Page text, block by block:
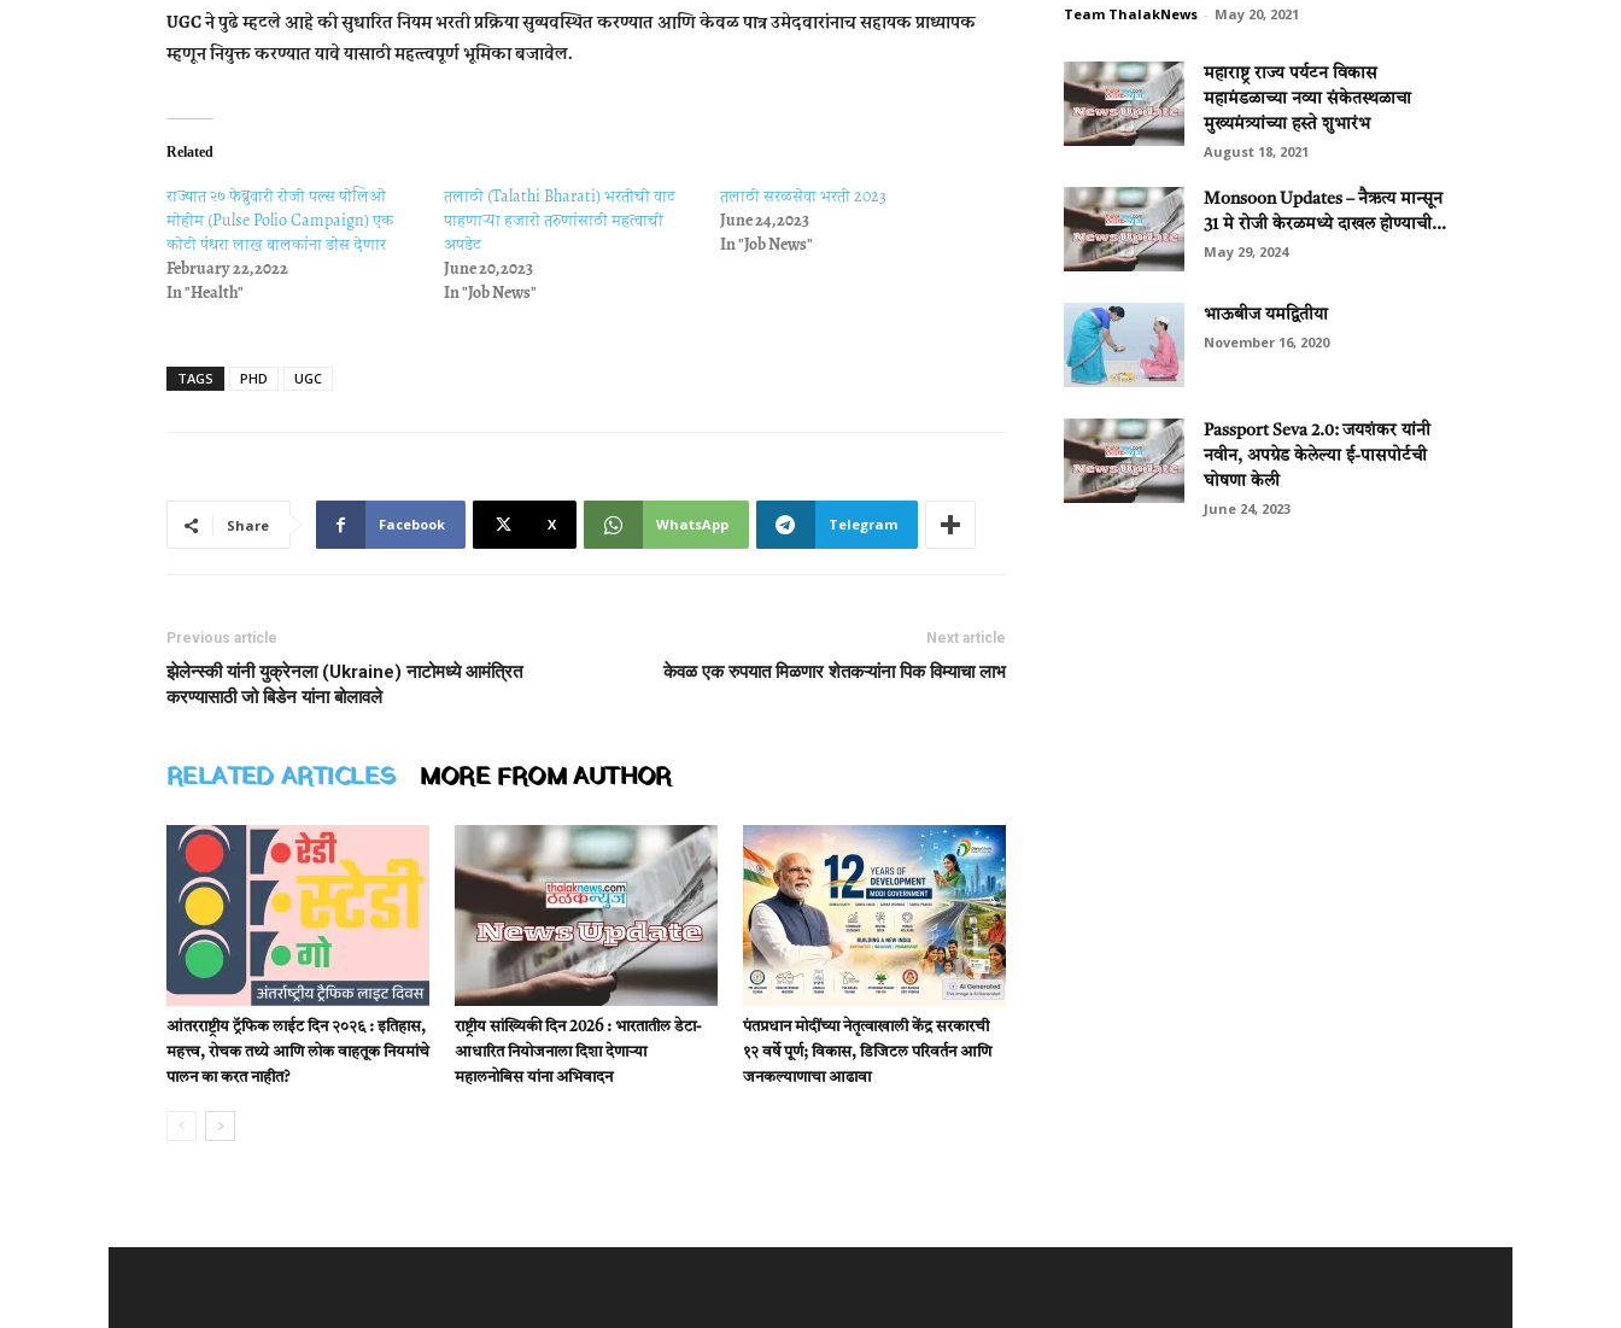
UGC ने पुढे म्हटले आहे की सुधारित नियम भरती प्रक्रिया सुव्यवस्थित करण्यात आणि केवळ पात्र उमेदवारांनाच सहायक प्राध्यापक
म्हणून नियुक्त करण्यात यावे यासाठी महत्त्वपूर्ण भूमिका बजावेल.
Related
राज्यात २७ फेब्रुवारी रोजी पल्स पोलिओ
मोहीम (Pulse Polio Campaign) एक
कोटी पंधरा लाख बालकांना डोस देणार
February 22, 2022
In "Health"
तलाठी (Talathi Bharati) भरतीची वाट
पाहणाऱ्या हजारो तरुणांसाठी महत्वाची
अपडेट
June 20, 2023
In "Job News"
तलाठी सरळसेवा भरती 2023
June 24, 2023
In "Job News"
TAGS PHD UGC
Share Facebook X WhatsApp Telegram
Previous article
झेलेन्स्की यांनी युक्रेनला (Ukraine) नाटोमध्ये आमंत्रित
करण्यासाठी जो बिडेन यांना बोलावले
Next article
केवळ एक रुपयात मिळणार शेतकऱ्यांना पिक विम्याचा लाभ
RELATED ARTICLES MORE FROM AUTHOR
आंतरराष्ट्रीय ट्रॅफिक लाईट दिन २०२६ : इतिहास,
महत्त्व, रोचक तथ्ये आणि लोक वाहतूक नियमांचे
पालन का करत नाहीत?
राष्ट्रीय सांख्यिकी दिन 2026 : भारतातील डेटा-
आधारित नियोजनाला दिशा देणाऱ्या
महालनोबिस यांना अभिवादन
पंतप्रधान मोदींच्या नेतृत्वाखाली केंद्र सरकारची
१२ वर्षे पूर्ण; विकास, डिजिटल परिवर्तन आणि
जनकल्याणाचा आढावा
Team ThalakNews - May 20, 2021
महाराष्ट्र राज्य पर्यटन विकास
महामंडळाच्या नव्या संकेतस्थळाचा
मुख्यमंत्र्यांच्या हस्ते शुभारंभ
August 18, 2021
Monsoon Updates – नैऋत्य मान्सून
31 मे रोजी केरळमध्ये दाखल होण्याची...
May 29, 2024
भाऊबीज यमद्वितीया
November 16, 2020
Passport Seva 2.0: जयशंकर यांनी
नवीन, अपग्रेड केलेल्या ई-पासपोर्टची
घोषणा केली
June 24, 2023